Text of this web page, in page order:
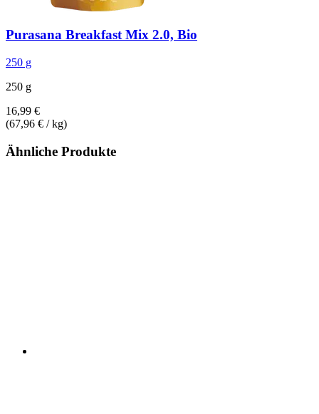
Purasana Breakfast Mix 2.0, Bio
250 g
250 g
16,99 €
(67,96 € / kg)
Ähnliche Produkte